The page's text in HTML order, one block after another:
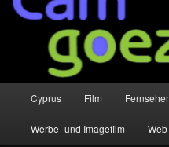
Cyprus Film
Werbe- und Imagefilm